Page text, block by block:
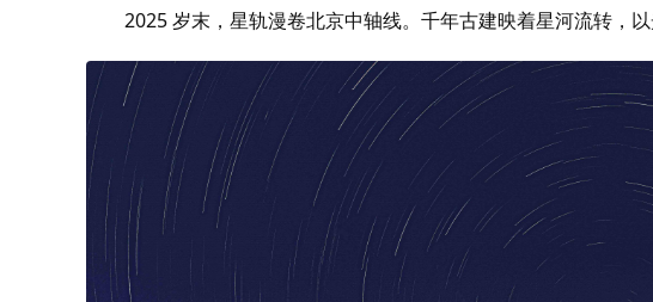
2025 岁末，星轨漫卷北京中轴线。千年古建映着星河流转，